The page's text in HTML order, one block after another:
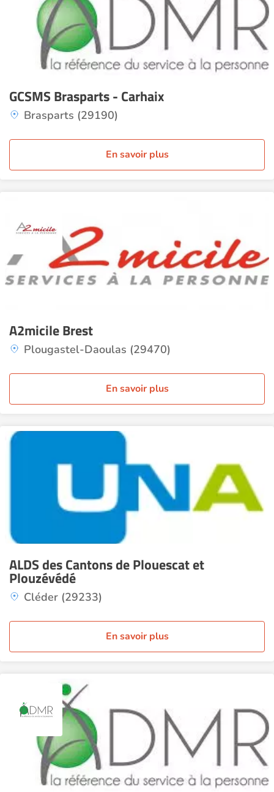
GCSMS Brasparts - Carhaix
Brasparts (29190)
En savoir plus
A2micile Brest
Plougastel-Daoulas (29470)
En savoir plus
ALDS des Cantons de Plouescat et
Plouzévédé
Cléder (29233)
En savoir plus